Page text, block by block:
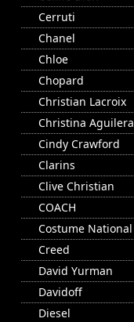
Cerruti
Chanel
Chloe
Chopard
Christian Lacroix
Christina Aguilera
Cindy Crawford
Clarins
Clive Christian
COACH
Costume National
Creed
David Yurman
Davidoff
Diesel